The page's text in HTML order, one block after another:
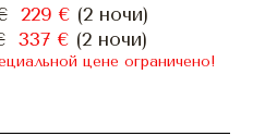
229 € (2 ночи)
337 € (2 ночи)
цене ограничено!